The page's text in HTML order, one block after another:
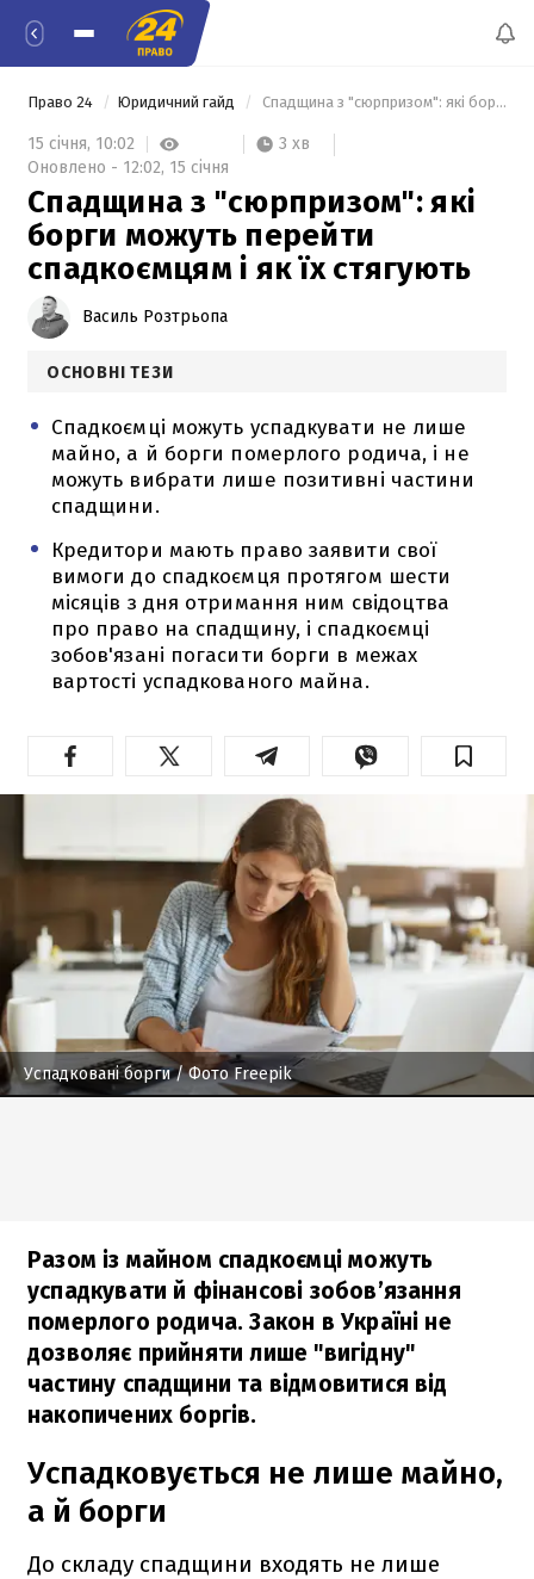
Право 24 Юридичний гайд Спадщина з "сюрпризом": які борги можуть перейти спадкоємцям і як їх стягують
15 січня, 10:02
3 хв
Оновлено - 12:02, 15 січня
Спадщина з "сюрпризом": які
борги можуть перейти
спадкоємцям і як їх стягують
Василь Розтрьопа
ОСНОВНІ ТЕЗИ
Спадкоємці можуть успадкувати не лише
майно, а й борги померлого родича, і не
можуть вибрати лише позитивні частини
спадщини.
Кредитори мають право заявити свої
вимоги до спадкоємця протягом шести
місяців з дня отримання ним свідоцтва
про право на спадщину, і спадкоємці
зобов'язані погасити борги в межах
вартості успадкованого майна.
Успадковані борги/ Фото Freepik
Разом із майном спадкоємці можуть
успадкувати й фінансові зобов’язання
померлого родича. Закон в Україні не
дозволяє прийняти лише "вигідну"
частину спадщини та відмовитися від
накопичених боргів.
Успадковується не лише майно,
а й борги
До складу спадщини входять не лише